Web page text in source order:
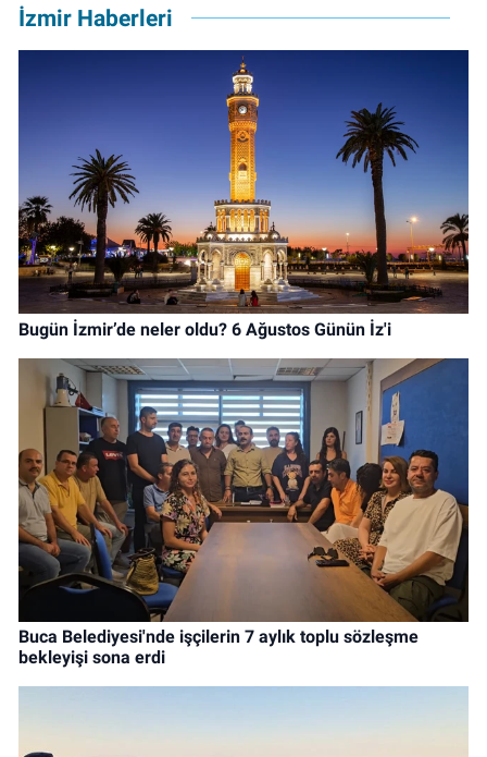
İzmir Haberleri
Bugün İzmir’de neler oldu? 6 Ağustos Günün İz'i
Buca Belediyesi'nde işçilerin 7 aylık toplu sözleşme
bekleyişi sona erdi